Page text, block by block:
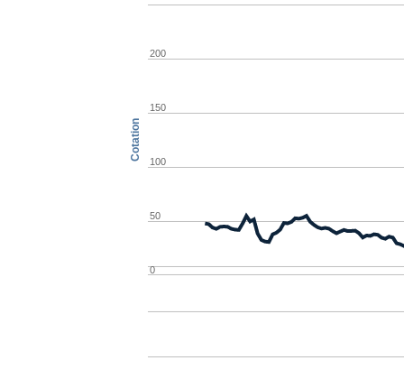
Cotation
0
50
100
150
200